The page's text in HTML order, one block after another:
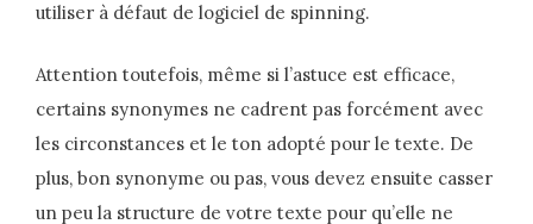
utiliser à défaut de logiciel de spinning.
Attention toutefois, même si l’astuce est efficace,
certains synonymes ne cadrent pas forcément avec
les circonstances et le ton adopté pour le texte. De
plus, bon synonyme ou pas, vous devez ensuite casser
un peu la structure de votre texte pour qu’elle ne